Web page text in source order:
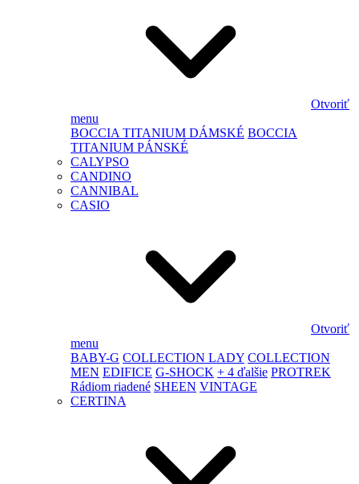
Otvoriť
menu
BOCCIA TITANIUM DÁMSKÉ BOCCIA
TITANIUM PÁNSKÉ
CALYPSO
CANDINO
CANNIBAL
CASIO
Otvoriť
menu
BABY-G COLLECTION LADY COLLECTION
MEN EDIFICE G-SHOCK + 4 ďalšie PROTREK
Rádiom riadené SHEEN VINTAGE
CERTINA